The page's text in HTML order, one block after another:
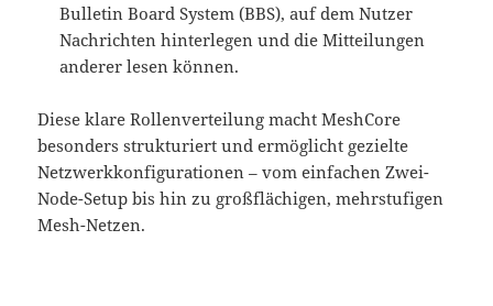
Bulletin Board System (BBS), auf dem Nutzer
Nachrichten hinterlegen und die Mitteilungen
anderer lesen können.
Diese klare Rollenverteilung macht MeshCore
besonders strukturiert und ermöglicht gezielte
Netzwerkkonfigurationen – vom einfachen Zwei-
Node-Setup bis hin zu großflächigen, mehrstufigen
Mesh-Netzen.